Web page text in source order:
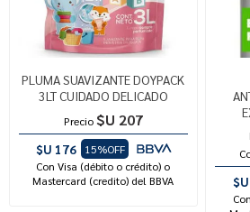
PLUMA SUAVIZANTE DOYPACK
3LT CUIDADO DELICADO
Precio $U 207
$U 176
15%OFF
Con Visa (débito o crédito) o
Mastercard (credito) del BBVA